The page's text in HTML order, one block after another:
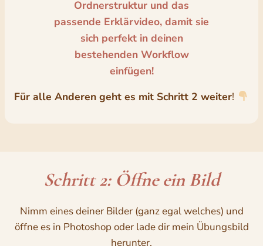
Ordnerstruktur und das
passende Erklärvideo, damit sie
sich perfekt in deinen
bestehenden Workflow
einfügen!
Für alle Anderen geht es mit Schritt 2 weiter!
Schritt 2: Öffne ein Bild
Nimm eines deiner Bilder (ganz egal welches) und
öffne es in Photoshop oder lade dir mein Übungsbild
herunter.